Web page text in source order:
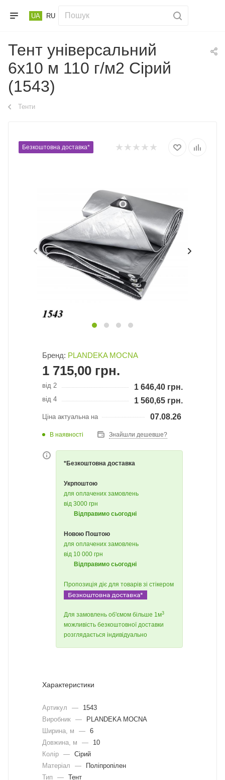
UA RU
Тент універсальний
6х10 м 110 г/м2 Сірий
(1543)
Тенти
Безкоштовна доставка*
Бренд: PLANDEKA MOCNA
1 715,00 грн.
від 2 1 646,40 грн.
від 4 1 560,65 грн.
Ціна актуальна на 07.08.26
В наявності Знайшли дешевше?
*Безкоштовна доставка
Укрпоштою
для оплачених замовлень
від 3000 грн
Відправимо сьогодні
Новою Поштою
для оплачених замовлень
від 10 000 грн
Відправимо сьогодні
Пропозиція діє для товарів зі стікером
Для замовлень об'ємом більше 1м3
можливість безкоштовної доставки
розглядається індивідуально
Характеристики
Артикул —
1543
Виробник —
PLANDEKA MOCNA
Ширина, м
— 6
Довжина, м
—
10
Колір — Сірий
Матеріал
—
Поліпропілен
Тип
— Тент